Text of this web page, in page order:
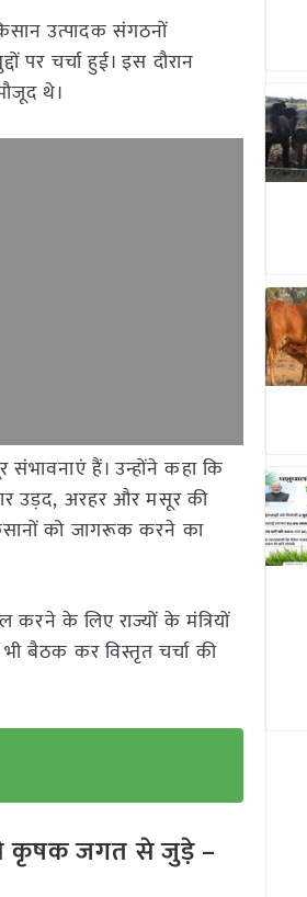
उत्पादक संगठनों
चर्चा हुई। इस दौरान
थे।
संभावनाएं हैं। उन्होंने कहा कि
उड़द, अरहर और मसूर की
को जागरूक करने का
करने के लिए राज्यों के मंत्रियों
बैठक कर विस्तृत चर्चा की
कृषक जगत से जुड़े –